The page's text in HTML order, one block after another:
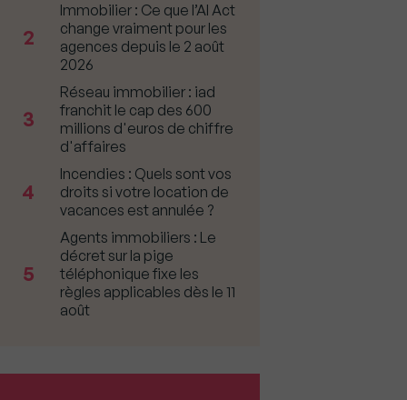
2
Immobilier : Ce que l’AI Act
change vraiment pour les
agences depuis le 2 août
2026
3
Réseau immobilier : iad
franchit le cap des 600
millions d'euros de chiffre
d'affaires
4
Incendies : Quels sont vos
droits si votre location de
vacances est annulée ?
5
Agents immobiliers : Le
décret sur la pige
téléphonique fixe les
règles applicables dès le 11
août